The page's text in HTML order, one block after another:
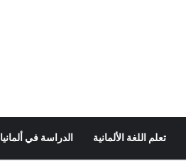
تعلم اللغة الألمانية الدراسة في ألمانيا